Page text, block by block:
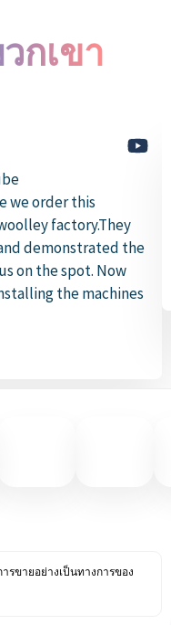
กเขา
we order this
factory.They
demonstrated the
on the spot. Now
the machines
รขายอย่างเป็นทางการของ